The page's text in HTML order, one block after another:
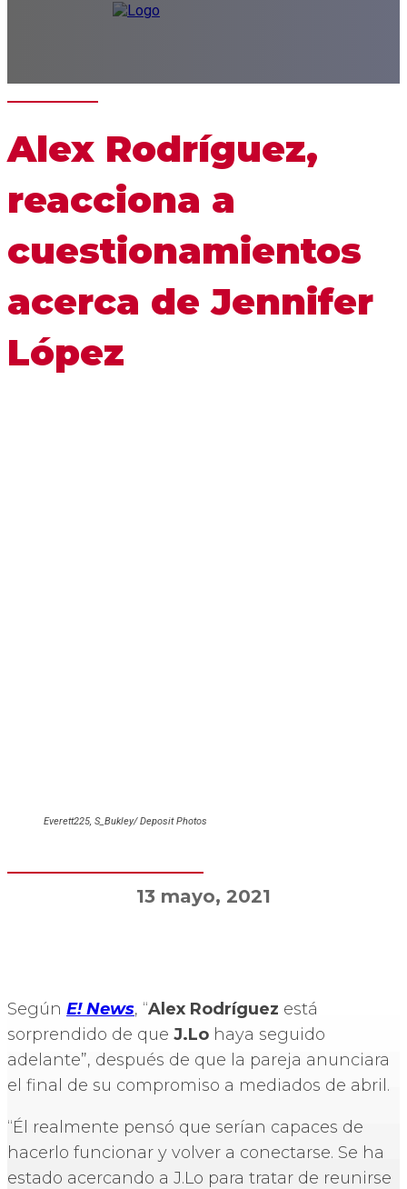
Alex Rodríguez,
reacciona a
cuestionamientos
acerca de Jennifer
López
Everett225, S_Bukley/ Deposit Photos
13 mayo, 2021
Según E! News, “Alex Rodríguez está
sorprendido de que J.Lo haya seguido
adelante”, después de que la pareja anunciara
el final de su compromiso a mediados de abril.
“Él realmente pensó que serían capaces de
hacerlo funcionar y volver a conectarse. Se ha
estado acercando a J.Lo para tratar de reunirse